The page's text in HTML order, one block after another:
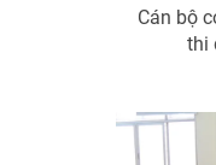
Cán bộ
thi